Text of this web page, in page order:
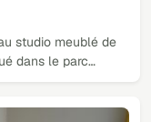
studio meublé de
dans le parc…